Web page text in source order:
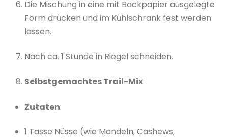
Die Mischung in eine mit Backpapier ausgelegte
Form drücken und im Kühlschrank fest werden
lassen.
Nach ca. 1 Stunde in Riegel schneiden.
Selbstgemachtes Trail-Mix
Zutaten:
1 Tasse Nüsse (wie Mandeln, Cashews,